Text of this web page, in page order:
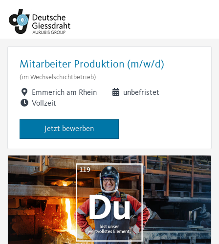
Mitarbeiter Produktion (m/w/d)
(im Wechselschichtbetrieb)
Emmerich am Rhein
unbefristet
Vollzeit
Jetzt bewerben